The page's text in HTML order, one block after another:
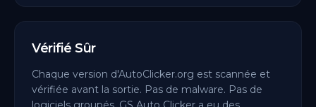
Vérifié Sûr
Chaque version d'AutoClicker.org est scannée et
vérifiée avant la sortie. Pas de malware. Pas de